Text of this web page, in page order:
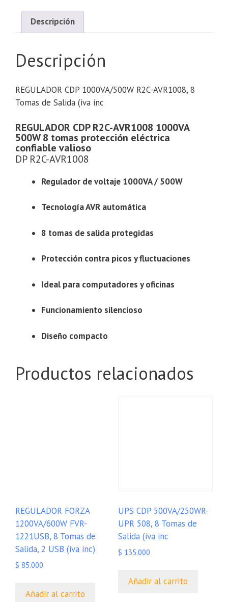
Descripción
Descripción
REGULADOR CDP 1000VA/500W R2C-AVR1008, 8
Tomas de Salida (iva inc
REGULADOR CDP R2C-AVR1008 1000VA
500W 8 tomas protección eléctrica
confiable valioso
DP R2C-AVR1008
Regulador de voltaje 1000VA / 500W
Tecnología AVR automática
8 tomas de salida protegidas
Protección contra picos y fluctuaciones
Ideal para computadores y oficinas
Funcionamiento silencioso
Diseño compacto
Productos relacionados
REGULADOR FORZA
1200VA/600W FVR-
1221USB, 8 Tomas de
Salida, 2 USB (iva inc)
$ 85.000
Añadir al carrito
UPS CDP 500VA/250WR-
UPR 508, 8 Tomas de
Salida (iva inc
$ 135.000
Añadir al carrito